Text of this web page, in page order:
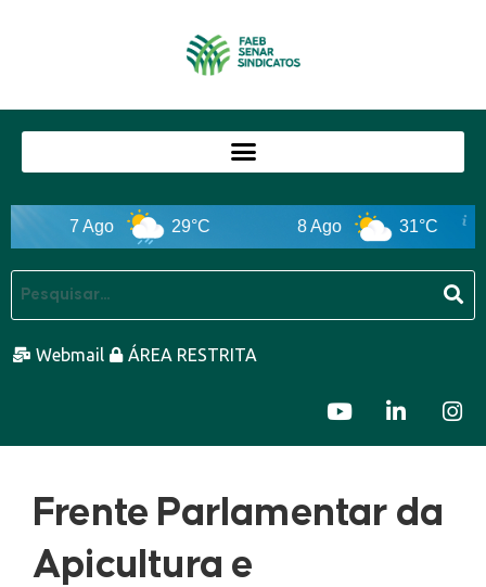
7 Ago 29°C 8 Ago 31°C
Webmail ÁREA RESTRITA
Frente Parlamentar da
Apicultura e